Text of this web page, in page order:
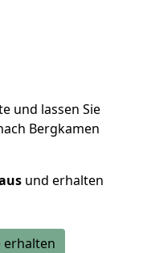
und lassen Sie
Bergkamen
und erhalten
erhalten